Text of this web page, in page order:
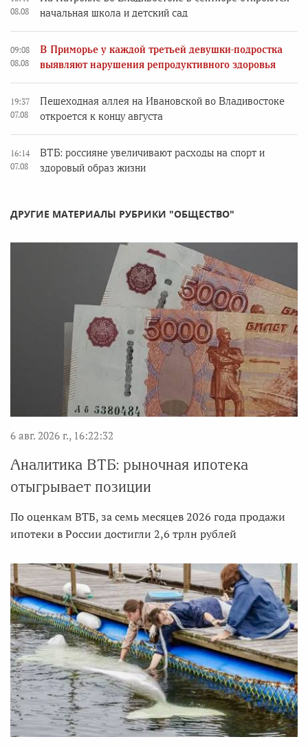
08.08
начальная школа и детский сад
09:08
08.08
В Приморье у каждой третьей девушки-подростка
выявляют нарушения репродуктивного здоровья
19:37
07.08
Пешеходная аллея на Ивановской во Владивостоке
откроется к концу августа
16:14
07.08
ВТБ: россияне увеличивают расходы на спорт и
здоровый образ жизни
ДРУГИЕ МАТЕРИАЛЫ РУБРИКИ "ОБЩЕСТВО"
6 авг. 2026 г., 16:22:32
Аналитика ВТБ: рыночная ипотека
отыгрывает позиции
По оценкам ВТБ, за семь месяцев 2026 года продажи
ипотеки в России достигли 2,6 трлн рублей